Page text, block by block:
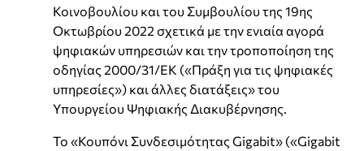
Κοινοβουλίου και του Συμβουλίου της 19ης
Οκτωβρίου 2022 σχετικά με την ενιαία αγορά
ψηφιακών υπηρεσιών και την τροποποίηση της
οδηγίας 2000/31/ΕΚ («Πράξη για τις ψηφιακές
υπηρεσίες») και άλλες διατάξεις» του
Υπουργείου Ψηφιακής Διακυβέρνησης.
Το «Κουπόνι Συνδεσιμότητας Gigabit» («Gigabit